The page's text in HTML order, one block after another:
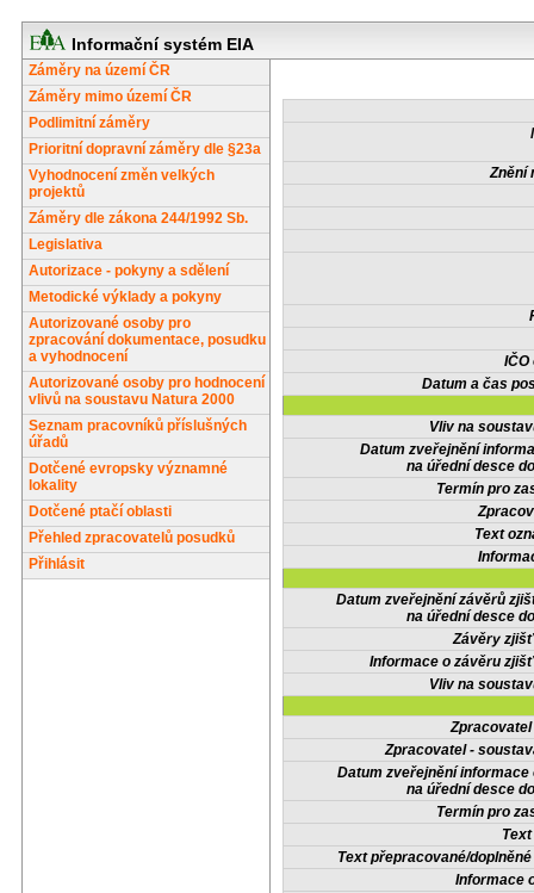
Informační systém EIA
Záměry na území ČR
Záměry mimo území ČR
Podlimitní záměry
Prioritní dopravní záměry dle §23a
Vyhodnocení změn velkých
projektů
Záměry dle zákona 244/1992 Sb.
Legislativa
Autorizace - pokyny a sdělení
Metodické výklady a pokyny
Autorizované osoby pro
zpracování dokumentace, posudku
a vyhodnocení
Autorizované osoby pro hodnocení
vlivů na soustavu Natura 2000
Seznam pracovníků příslušných
úřadů
Dotčené evropsky významné
lokality
Dotčené ptačí oblasti
Přehled zpracovatelů posudků
Přihlásit
Znění
IČO
Datum a čas
Vliv na
Datum zveřejnění
na úřední desce
Termín pro
Text
Datum zveřejnění závěrů
na úřední desce
Závěry
Informace o závěru
Vliv na
Zpracovatel -
Datum zveřejnění informace
na úřední desce
Termín pro
Text přepracované/
Informace